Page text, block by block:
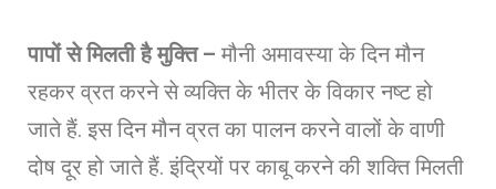
पापों से मिलती है मुक्ति – मौनी अमावस्या के दिन मौन
रहकर व्रत करने से व्यक्ति के भीतर के विकार नष्ट हो
जाते हैं. इस दिन मौन व्रत का पालन करने वालों के वाणी
दोष दूर हो जाते हैं. इंद्रियों पर काबू करने की शक्ति मिलती